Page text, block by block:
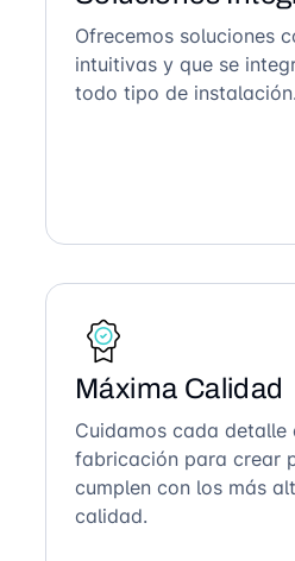
Ofrecemos soluciones
intuitivas y que se
todo tipo de instalación.
Máxima Calidad
Cuidamos cada detalle
fabricación para crear
cumplen con los más
calidad.